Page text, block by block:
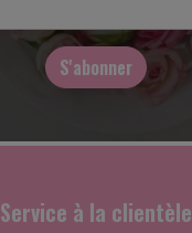
S'abonner
Service à la clientèle